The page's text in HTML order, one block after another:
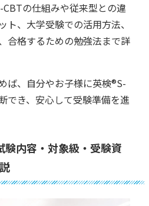
の仕組みや従来型との違
ト、大学受験での活用方法、
合格するための勉強法まで詳
ば、自分やお子様に英検®︎S-
でき、安心して受験準備を進
験内容・対象級・受験資